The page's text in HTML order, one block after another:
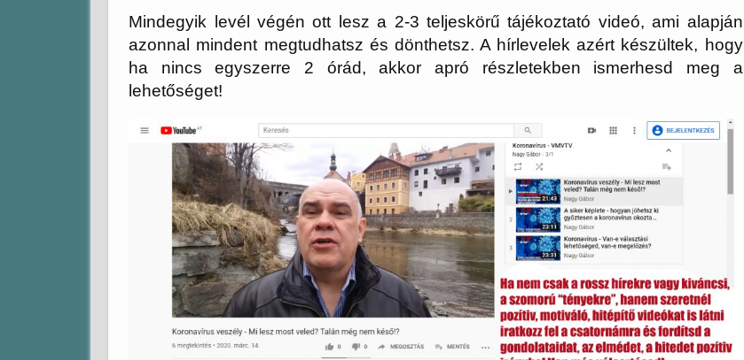
Mindegyik levél végén ott lesz a 2-3 teljeskörű tájékoztató videó, ami alapján
azonnal mindent megtudhatsz és dönthetsz. A hírlevelek azért készültek, hogy
ha nincs egyszerre 2 órád, akkor apró részletekben ismerhesd meg a
lehetőséget!